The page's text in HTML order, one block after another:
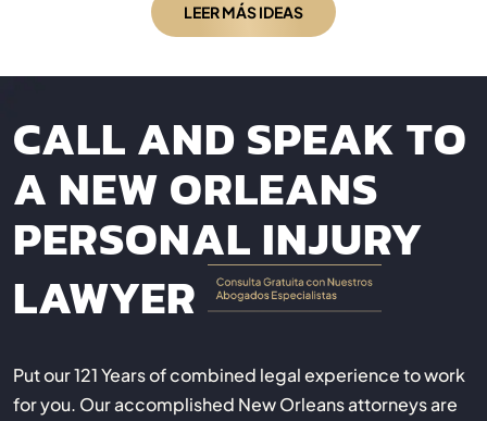
LEER MÁS IDEAS
CALL AND SPEAK TO
A NEW ORLEANS
PERSONAL INJURY
LAWYER
Put our 121 Years of combined legal experience to work
for you. Our accomplished New Orleans attorneys are